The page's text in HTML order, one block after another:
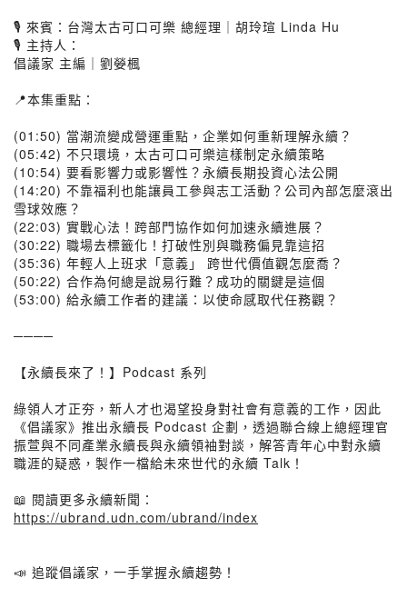
🎙️ 來賓：台灣太古可口可樂 總經理｜胡玲瑄 Linda Hu
🎙️ 主持人：
倡議家 主編｜劉嫈楓
📍本集重點：
(01:50) 當潮流變成營運重點，企業如何重新理解永續？
(05:42) 不只環境，太古可口可樂這樣制定永續策略
(10:54) 要看影響力或影響性？永續長期投資心法公開
(14:20) 不靠福利也能讓員工參與志工活動？公司內部怎麼滾出
雪球效應？
(22:03) 實戰心法！跨部門協作如何加速永續進展？
(30:22) 職場去標籤化！打破性別與職務偏見靠這招
(35:36) 年輕人上班求「意義」 跨世代價值觀怎麼喬？
(50:22) 合作為何總是說易行難？成功的關鍵是這個
(53:00) 給永續工作者的建議：以使命感取代任務觀？
────
【永續長來了！】Podcast 系列
綠領人才正夯，新人才也渴望投身對社會有意義的工作，因此
《倡議家》推出永續長 Podcast 企劃，透過聯合線上總經理官
振萱與不同產業永續長與永續領袖對談，解答青年心中對永續
職涯的疑惑，製作一檔給未來世代的永續 Talk！
📖 閱讀更多永續新聞：
https://ubrand.udn.com/ubrand/index
📣 追蹤倡議家，一手掌握永續趨勢！